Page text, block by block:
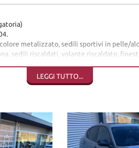
metalizzato, sedili sportivi in pelle/
riscaldati, volante riscaldato,
in vado (PU)
LEGGI TUTTO...